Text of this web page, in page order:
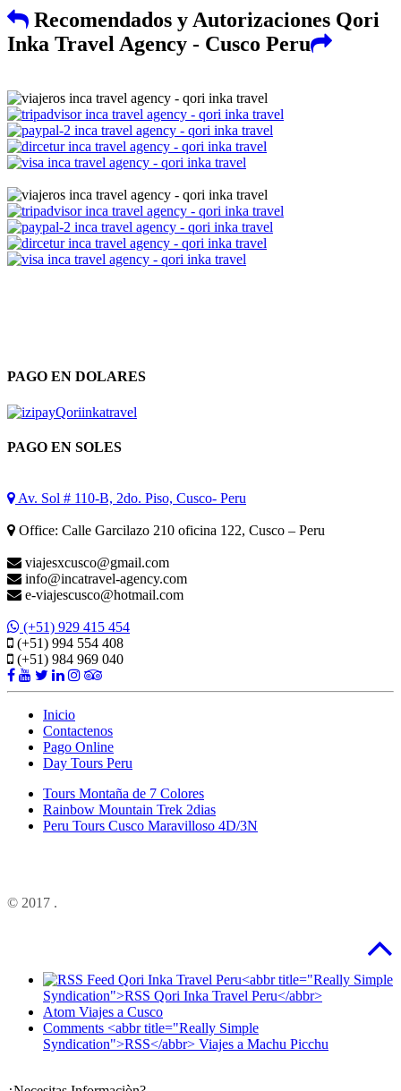
Recomendados y Autorizaciones Qori
Inka Travel Agency - Cusco Peru
PAGO EN DOLARES
PAGO EN SOLES
Av. Sol # 110-B, 2do. Piso, Cusco- Peru
Office: Calle Garcilazo 210 oficina 122, Cusco – Peru
viajesxcusco@gmail.com
info@incatravel-agency.com
e-viajescusco@hotmail.com
(+51) 929 415 454
(+51) 994 554 408
(+51) 984 969 040
Inicio
Contactenos
Pago Online
Day Tours Peru
Tours Montaña de 7 Colores
Rainbow Mountain Trek 2dias
Peru Tours Cusco Maravilloso 4D/3N
© 2017 .
<abbr title="Really Simple
Syndication">RSS Qori Inka Travel Peru</abbr>
Atom Viajes a Cusco
Comments <abbr title="Really Simple
Syndication">RSS</abbr> Viajes a Machu Picchu